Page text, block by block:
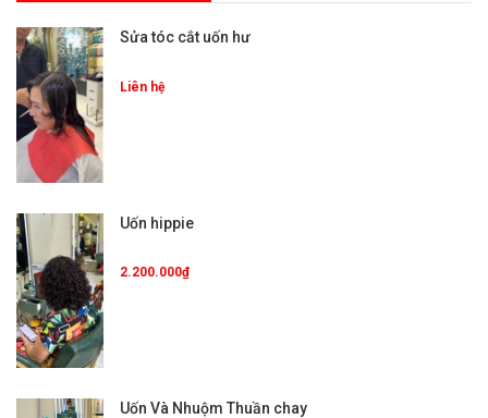
Sửa tóc cắt uốn hư
Liên hệ
Uốn hippie
2.200.000₫
Uốn Và Nhuộm Thuần chay